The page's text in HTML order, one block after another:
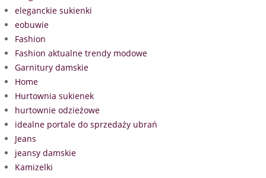
eleganckie sukienki
eobuwie
Fashion
Fashion aktualne trendy modowe
Garnitury damskie
Home
Hurtownia sukienek
hurtownie odzieżowe
idealne portale do sprzedaży ubrań
Jeans
jeansy damskie
Kamizelki